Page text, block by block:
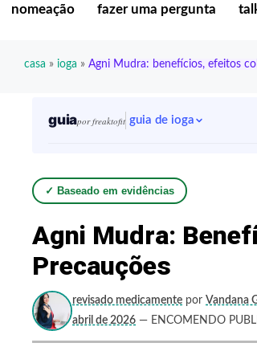
nomeação fazer uma pergunta
casa » ioga » Agni Mudra: benefícios, efeitos
guiapor freaktofit guia de ioga
✓ Baseado em evidências
Agni Mudra:
Precauções
revisado medicamente por Vandana
abril de 2026 — ENCOMENDO